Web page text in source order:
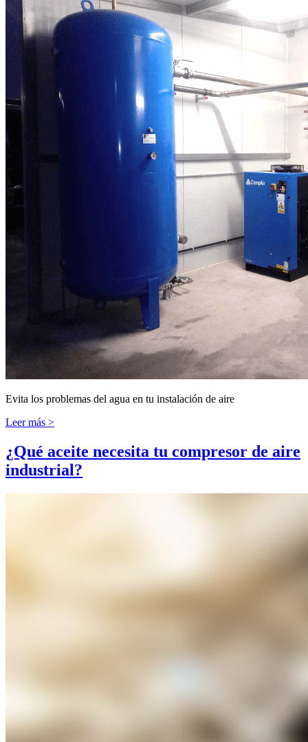
Evita los problemas del agua en tu instalación de aire
Leer más >
¿Qué aceite necesita tu compresor de aire
industrial?